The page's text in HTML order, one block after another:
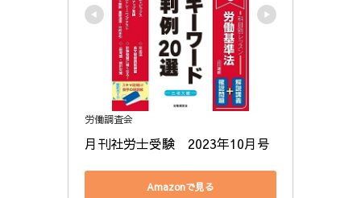
労働調査会
月刊社労士受験　2023年10月号
Amazonで見る